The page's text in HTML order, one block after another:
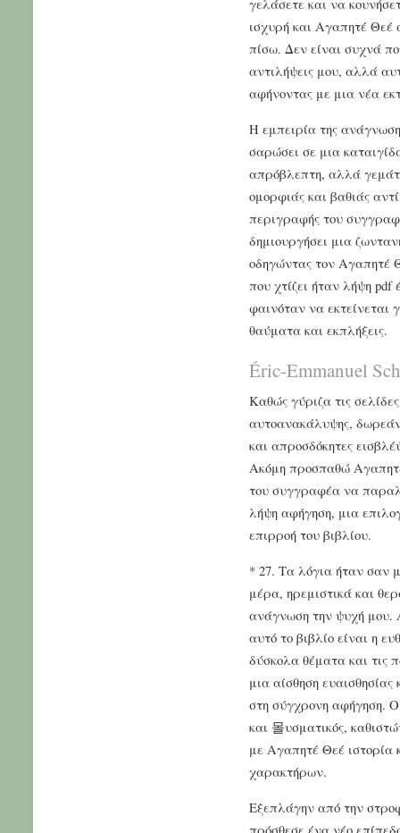
ισχυρή και Αγαπητέ Θεέ
πίσω. Δεν είναι συχνά
αντιλήψεις μου, αλλά
αφήνοντας με μια νέα
Η εμπειρία της
σαρώσει σε μια
απρόβλεπτη, αλλά
ομορφιάς και βαθιάς
περιγραφής του
δημιουργήσει μια
οδηγώντας τον Αγαπητέ
που χτίζει ήταν λήψη
φαινόταν να
θαύματα και εκπλήξεις.
Éric-Emmanuel
Καθώς γύριζα τις
αυτοανακάλυψης,
και απροσδόκητες
Ακόμη προσπαθώ
του συγγραφέα να
λήψη αφήγηση, μια
επιρροή του βιβλίου.
* 27. Τα λόγια ήταν σαν
μέρα, ηρεμιστικά και
ανάγνωση την ψυχή μου.
αυτό το βιβλίο είναι η
δύσκολα θέματα και τις
μια αίσθηση
στη σύγχρονη αφήγηση. Ο
και 몰υσματικός,
με Αγαπητέ Θεέ ιστορία
χαρακτήρων.
Εξεπλάγην από την
πρόσθεσε ένα νέο